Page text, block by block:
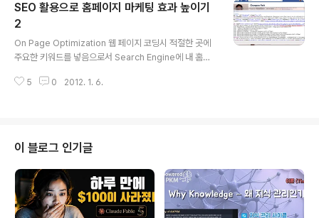
니다. 팁 - 키워드를 다양하게 사용하라 - 관련이 있는 키워
드만을 사용하라 - 다른 링크에는 다른 키워드를 사용하라
- 키워드를 반복해서 사용하지 마라 - Alt attribute 페이
지에 이미지 파일을 넣을 때 그 이미지에 대한 설명을 넣는
부분 입니다. Search Engine 의 우선 순위에 들어가도록
하기 위해 Alt attrib..
SEO 활용으로 홈페이지 마케팅 효과 높이기
2
On Page Optimization 웹 페이지 코딩시 적절한 곳에
주요한 키워드를 넣음으로서 Search Engine에 내 홈페
툴을 이용해 좋은 키워드들을 다운 받고 관련없거나 필요
검색엔진은 tag의 텍스트를 먼저 검색합니다. 아무 홈페이
지나 가서 마우스 오른쪽 버튼을 누른 후 소스를 열어보세
요. 이건 제 facebook 에서 소스를 열어 본 겁니다. title
태그에 제 이름이 들어가 있네요. facebook은 이렇게 각
페이지마다 title에 이용자 이름이 들어가게 하..
5 0 2012. 1. 6.
이 블로그 인기글